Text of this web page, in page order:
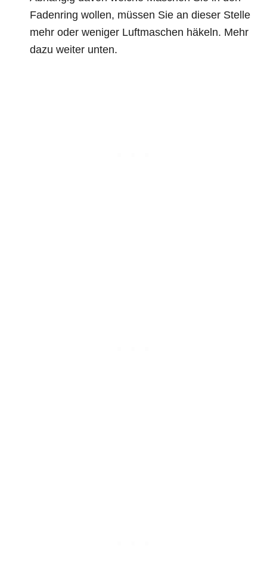
Fadenring wollen, müssen Sie an dieser Stelle
mehr oder weniger Luftmaschen häkeln. Mehr
dazu weiter unten.